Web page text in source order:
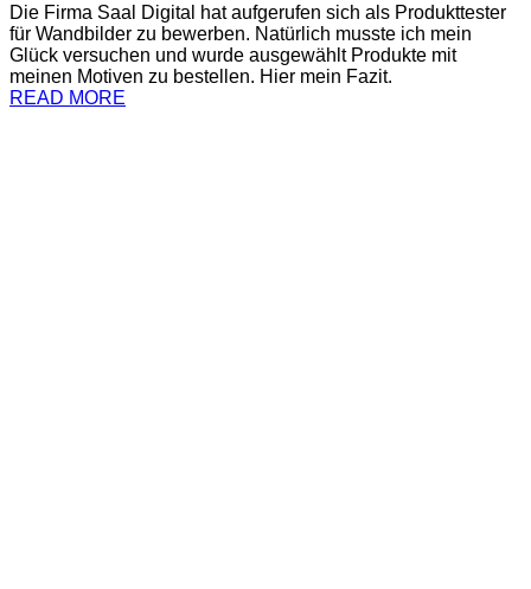
Die Firma Saal Digital hat aufgerufen sich als Produkttester
für Wandbilder zu bewerben. Natürlich musste ich mein
Glück versuchen und wurde ausgewählt Produkte mit
meinen Motiven zu bestellen. Hier mein Fazit.
READ MORE